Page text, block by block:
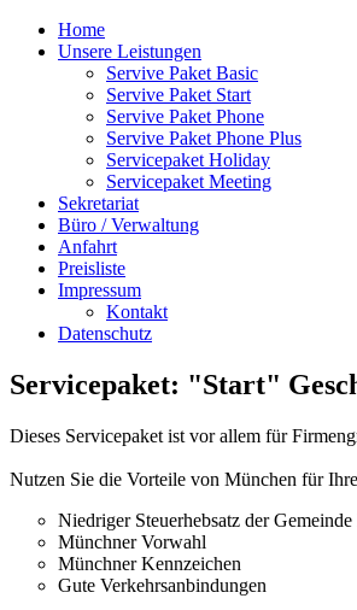
Home
Unsere Leistungen
Servive Paket Basic
Servive Paket Start
Servive Paket Phone
Servive Paket Phone Plus
Servicepaket Holiday
Servicepaket Meeting
Sekretariat
Büro / Verwaltung
Anfahrt
Preisliste
Impressum
Kontakt
Datenschutz
Servicepaket: "Start"
Dieses Servicepaket ist vor allem für
Nutzen Sie die Vorteile von München für
Niedriger Steuerhebsatz der
Münchner Vorwahl
Münchner Kennzeichen
Gute Verkehrsanbindungen